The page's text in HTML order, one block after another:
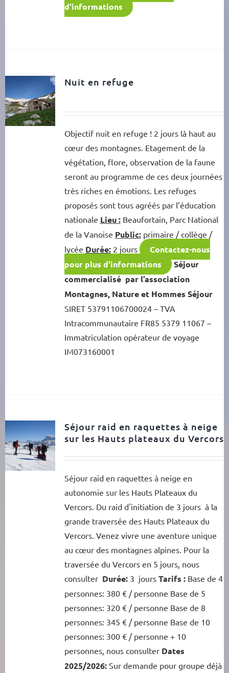
d'informations
Nuit en refuge
Objectif nuit en refuge ! 2 jours là haut au
cœur des montagnes. Etagement de la
végétation, flore, observation de la faune
seront au programme de ces deux journées
très riches en émotions. Les refuges
proposés sont tous agréés par l’éducation
nationale Lieu :Beaufortain, Parc National
de la Vanoise Public:primaire / collège /
lycée Durée:2 jours
Contactez-nous
pour plus d'informations
Séjour
commercialisé par l’association
Montagnes, Nature et Hommes Séjour
SIRET 53791106700024 – TVA
Intracommunautaire FR85 5379 11067 –
Immatriculation opérateur de voyage
IM073160001
Séjour raid en raquettes à neige
sur les Hauts plateaux du Vercors
Séjour raid en raquettes à neige en
autonomie sur les Hauts Plateaux du
Vercors. Du raid d'initiation de 3 jours à la
grande traversée des Hauts Plateaux du
Vercors. Venez vivre une aventure unique
au cœur des montagnes alpines. Pour la
traversée du Vercors en 5 jours, nous
consulter Durée:3 jours Tarifs :Base de 4
personnes: 380 € / personne Base de 5
personnes: 320 € / personne Base de 8
personnes: 345 € / personne Base de 10
personnes: 300 € / personne + 10
personnes, nous consulter Dates
2025/2026:Sur demande pour groupe déjà